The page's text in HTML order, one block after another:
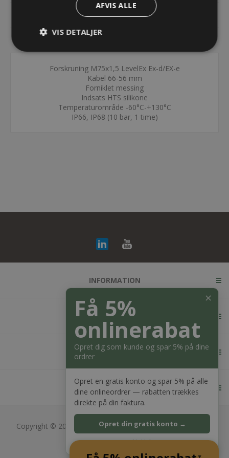
DOKUMENTER
Forskruning M75x1,5 LevelEx Ex-d/EX-e
Kabel 66-56 mm
Forniklet messing
Indsats HTS silikone
Temperaturområde -60°C-+130°C
IP66, IP68 (10 bar, 1 time)
INFORMATION
KUNDESERVICE
MIN KONTO
KONTAKT OS
Copyright © 2026 Bagger Nielsen webshop. Alle rettigheder
forbeholdt.
✕
Få 5%
onlinerabat
Opret dig som kunde og spar 5% på dine
ordrer
Opret en gratis konto og spar 5% på alle
dine onlineordrer — rabatten trækkes
direkte på din faktura.
Opret din gratis konto →
Nej tak
AFVIS ALLE
VIS DETALJER